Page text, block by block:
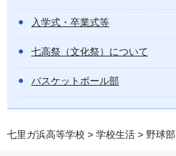
入学式・卒業式等
七高祭（文化祭）について
バスケットボール部
七里ガ浜高等学校 > 学校生活 > 野球部